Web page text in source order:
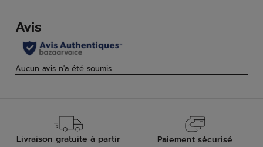
Livraison gratuite à partir
Paiement sécurisé